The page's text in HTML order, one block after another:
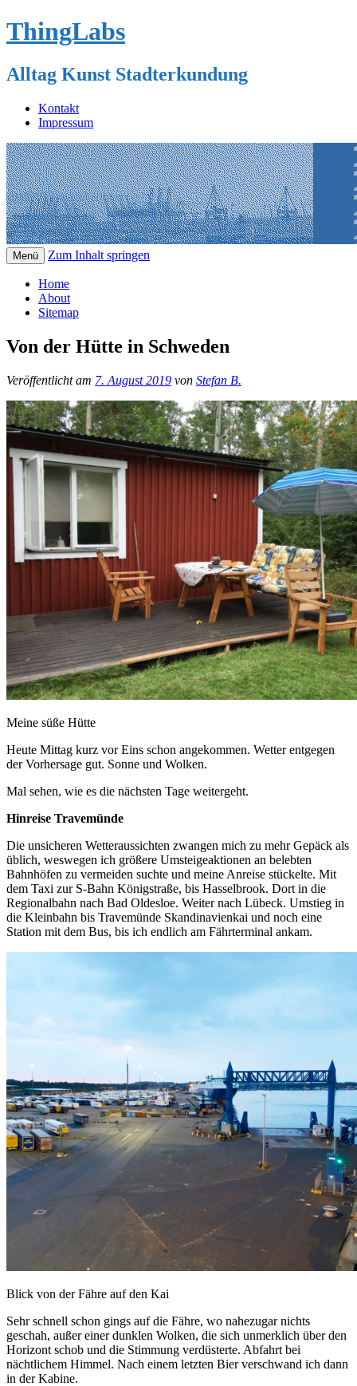
ThingLabs
Alltag Kunst Stadterkundung
Kontakt
Impressum
Menü Zum Inhalt springen
Home
About
Sitemap
Von der Hütte in Schweden
Veröffentlicht am 7. August 2019 von Stefan B.
Meine süße Hütte
Heute Mittag kurz vor Eins schon angekommen. Wetter entgegen
der Vorhersage gut. Sonne und Wolken.
Mal sehen, wie es die nächsten Tage weitergeht.
Hinreise Travemünde
Die unsicheren Wetteraussichten zwangen mich zu mehr Gepäck als
üblich, weswegen ich größere Umsteigeaktionen an belebten
Bahnhöfen zu vermeiden suchte und meine Anreise stückelte. Mit
dem Taxi zur S-Bahn Königstraße, bis Hasselbrook. Dort in die
Regionalbahn nach Bad Oldesloe. Weiter nach Lübeck. Umstieg in
die Kleinbahn bis Travemünde Skandinavienkai und noch eine
Station mit dem Bus, bis ich endlich am Fährterminal ankam.
Blick von der Fähre auf den Kai
Sehr schnell schon gings auf die Fähre, wo nahezugar nichts
geschah, außer einer dunklen Wolken, die sich unmerklich über den
Horizont schob und die Stimmung verdüsterte. Abfahrt bei
nächtlichem Himmel. Nach einem letzten Bier verschwand ich dann
in der Kabine.